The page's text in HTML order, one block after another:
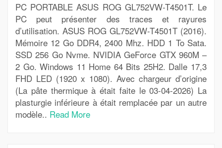
PC PORTABLE ASUS ROG GL752VW-T4501T. Le
PC peut présenter des traces et rayures
d’utilisation. ASUS ROG GL752VW-T4501T (2016).
Mémoire 12 Go DDR4, 2400 Mhz. HDD 1 To Sata.
SSD 256 Go Nvme. NVIDIA GeForce GTX 960M –
2 Go. Windows 11 Home 64 Bits 25H2. Dalle 17,3
FHD LED (1920 x 1080). Avec chargeur d’origine
(La pâte thermique à était faite le 03-04-2026) La
plasturgie inférieure à était remplacée par un autre
modèle.. Read More